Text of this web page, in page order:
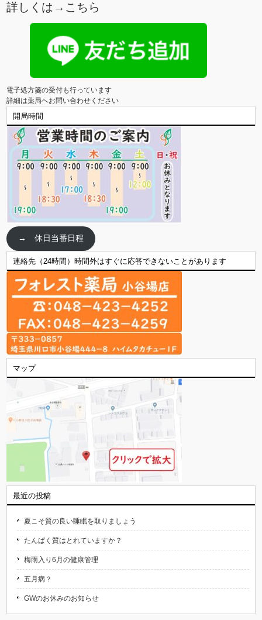
詳しくは→ こちら
電子処方箋の受付も行っています
詳細は薬局へお問い合わせください
開局時間
→ 休日当番日程
連絡先（24時間）時間外はすぐに応答できないことがあります
マップ
最近の投稿
夏こそ質の良い睡眠を取りましょう
たんぱく質はとれていますか？
梅雨入り6月の健康管理
五月病？
GWのお休みのお知らせ